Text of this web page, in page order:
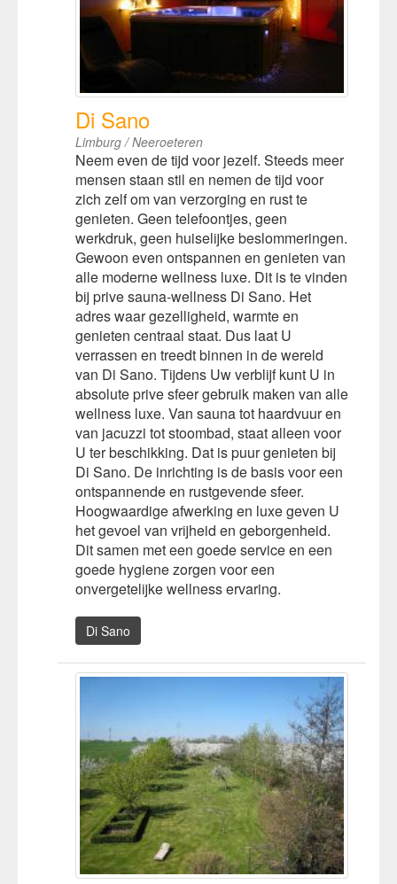
Di Sano
Limburg / Neeroeteren
Neem even de tijd voor jezelf. Steeds meer
mensen staan stil en nemen de tijd voor
zich zelf om van verzorging en rust te
genieten. Geen telefoontjes, geen
werkdruk, geen huiselijke beslommeringen.
Gewoon even ontspannen en genieten van
alle moderne wellness luxe. Dit is te vinden
bij prive sauna-wellness Di Sano. Het
adres waar gezelligheid, warmte en
genieten centraal staat. Dus laat U
verrassen en treedt binnen in de wereld
van Di Sano. Tijdens Uw verblijf kunt U in
absolute prive sfeer gebruik maken van alle
wellness luxe. Van sauna tot haardvuur en
van jacuzzi tot stoombad, staat alleen voor
U ter beschikking. Dat is puur genieten bij
Di Sano. De inrichting is de basis voor een
ontspannende en rustgevende sfeer.
Hoogwaardige afwerking en luxe geven U
het gevoel van vrijheid en geborgenheid.
Dit samen met een goede service en een
goede hygiene zorgen voor een
onvergetelijke wellness ervaring.
Di Sano